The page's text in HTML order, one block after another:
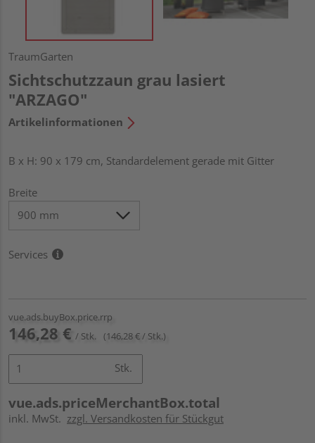
TraumGarten
Sichtschutzzaun grau lasiert
"ARZAGO"
Artikelinformationen
B x H: 90 x 179 cm, Standardelement gerade mit Gitter
Breite
Services
vue.ads.buyBox.price.rrp
146,28 € / Stk. (146,28 € / Stk.)
Stk.
vue.ads.priceMerchantBox.total
inkl. MwSt. zzgl. Versandkosten für Stückgut